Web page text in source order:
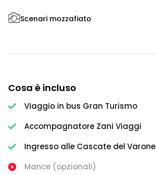
Scenari mozzafiato
Cosa è incluso
Viaggio in bus Gran Turismo
Accompagnatore Zani Viaggi
Ingresso alle Cascate del Varone
Mance (opzionali)